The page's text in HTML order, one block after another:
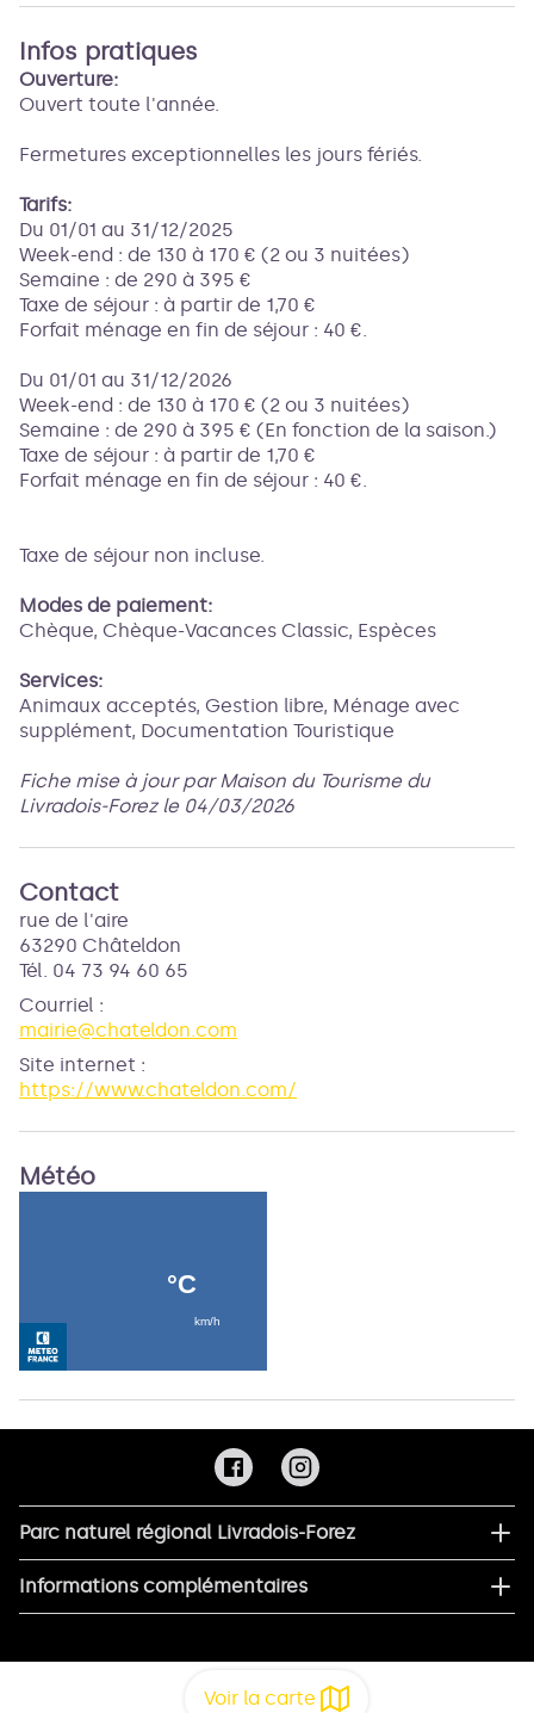
Voir la carte
Infos pratiques
Ouverture:
Ouvert toute l'année.
Fermetures exceptionnelles les jours fériés.
Tarifs:
Du 01/01 au 31/12/2025
Week-end : de 130 à 170 € (2 ou 3 nuitées)
Semaine : de 290 à 395 €
Taxe de séjour : à partir de 1,70 €
Forfait ménage en fin de séjour : 40 €.
Du 01/01 au 31/12/2026
Week-end : de 130 à 170 € (2 ou 3 nuitées)
Semaine : de 290 à 395 € (En fonction de la saison.)
Taxe de séjour : à partir de 1,70 €
Forfait ménage en fin de séjour : 40 €.
Taxe de séjour non incluse.
Modes de paiement:
Chèque, Chèque-Vacances Classic, Espèces
Services:
Animaux acceptés, Gestion libre, Ménage avec
supplément, Documentation Touristique
Fiche mise à jour par Maison du Tourisme du
Livradois-Forez le 04/03/2026
Contact
rue de l'aire
63290 Châteldon
Tél. 04 73 94 60 65
Courriel :
mairie@chateldon.com
Site internet :
https://www.chateldon.com/
Météo
Parc naturel régional Livradois-Forez
Informations complémentaires